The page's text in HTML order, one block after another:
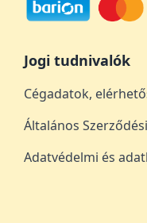
Jogi tudnivalók
Cégadatok,
Általános
Adatvédelmi és